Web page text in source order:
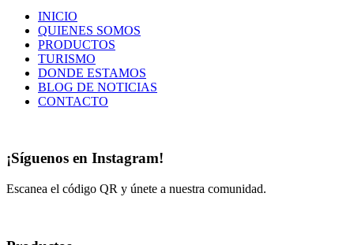
INICIO
QUIENES SOMOS
PRODUCTOS
TURISMO
DONDE ESTAMOS
BLOG DE NOTICIAS
CONTACTO
¡Síguenos en Instagram!
Escanea el código QR y únete a nuestra comunidad.